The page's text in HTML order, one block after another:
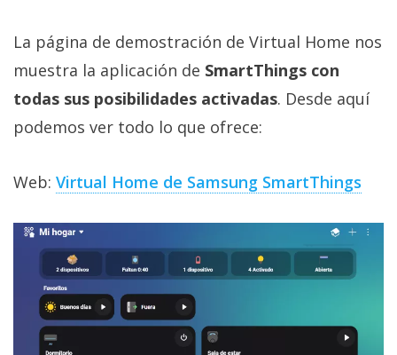
La página de demostración de Virtual Home nos
muestra la aplicación de SmartThings con
todas sus posibilidades activadas. Desde aquí
podemos ver todo lo que ofrece:
Web: Virtual Home de Samsung SmartThings